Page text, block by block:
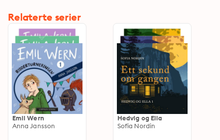
Relaterte serier
Emil Wern
Anna Jansson
Hedvig og Ella
Sofia Nordin